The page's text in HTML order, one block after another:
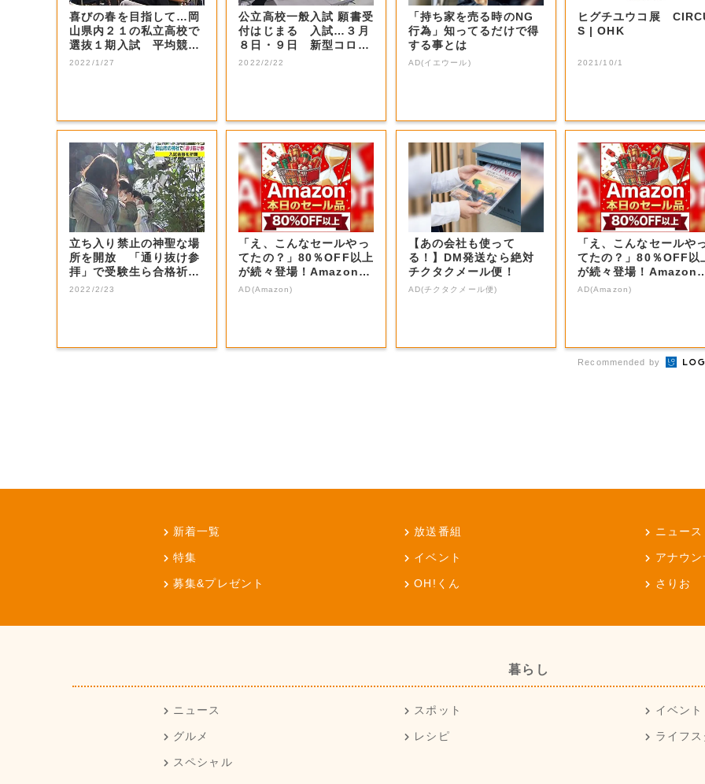
喜びの春を目指して…岡
山県内２１の私立高校で
選抜１期入試 平均競争
倍率⇒５．１９...
2022/1/27
公立高校一般入試 願書受
付はじまる 入試…３月
８日・９日 新型コロナ
対策として追...
2022/2/22
「持ち家を売る時のNG
行為」知ってるだけで得
する事とは
AD(イエウール)
ヒグチユウコ展
S | OHK
2021/10/1
立ち入り禁止の神聖な場
所を開放 「通り抜け参
拝」で受験生ら合格祈
願 宗忠神社 【...
2022/2/23
「え、こんなセールやっ
てたの？」80％OFF以上
が続々登場！Amazonの
本気が...
AD(Amazon)
【あの会社も使って
る！】DM発送なら絶対
チクタクメール便！
AD(チクタクメール便)
「え、こんなセールや
てたの？」80％OFF以
が続々登場！Amazon
本気が...
AD(Amazon)
Recommended by
新着一覧 放送番組 ニュース
特集 イベント アナウ
募集&プレゼント OH!くん さりお
暮らし
ニュース スポット イベント
グルメ レシピ ライフ
スペシャル